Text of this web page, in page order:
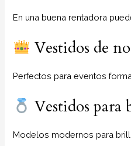
En una buena rentadora
Vestidos de
Perfectos para eventos
Vestidos para
Modelos modernos para